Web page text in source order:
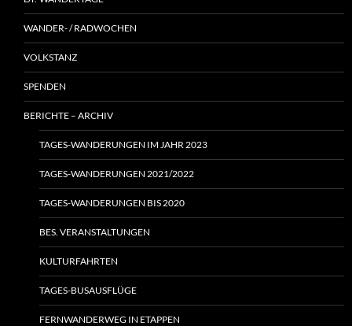
WANDER- / RADWOCHEN
VOLKSTANZ
SPENDEN
BERICHTE – ARCHIV
TAGES-WANDERUNGEN IM JAHR 2023
TAGES-WANDERUNGEN 2021/2022
TAGES-WANDERUNGEN BIS 2020
BES. VERANSTALTUNGEN
KULTURFAHRTEN
TAGES-BUSAUSFLÜGE
FERNWANDERWEG IN ETAPPEN